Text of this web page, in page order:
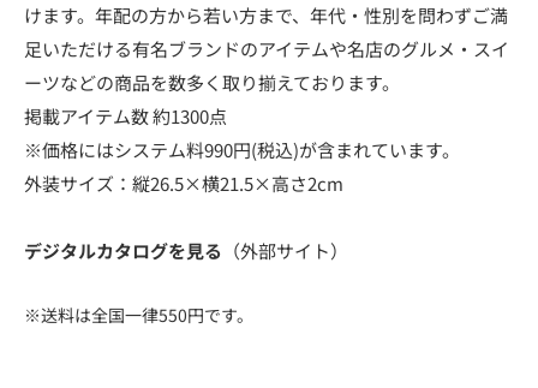
けます。年配の方から若い方まで、年代・性別を問わずご満
足いただける有名ブランドのアイテムや名店のグルメ・スイ
ーツなどの商品を数多く取り揃えております。
掲載アイテム数 約1300点
※価格にはシステム料990円(税込)が含まれています。
外装サイズ：縦26.5×横21.5×高さ2cm
デジタルカタログを見る （外部サイト）
※送料は全国一律550円です。